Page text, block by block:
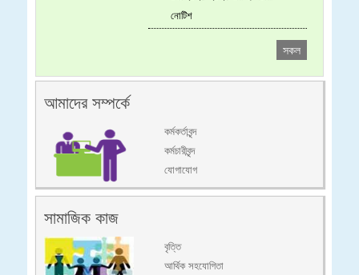
নোটিশ
সকল
আমাদের সম্পর্কে
কর্মকর্তাবৃন্দ
কর্মচারীবৃন্দ
যোগাযোগ
সামাজিক কাজ
বৃত্তি
আর্থিক সহযোগিতা